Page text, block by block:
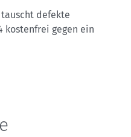
defekte
kostenfrei gegen ein